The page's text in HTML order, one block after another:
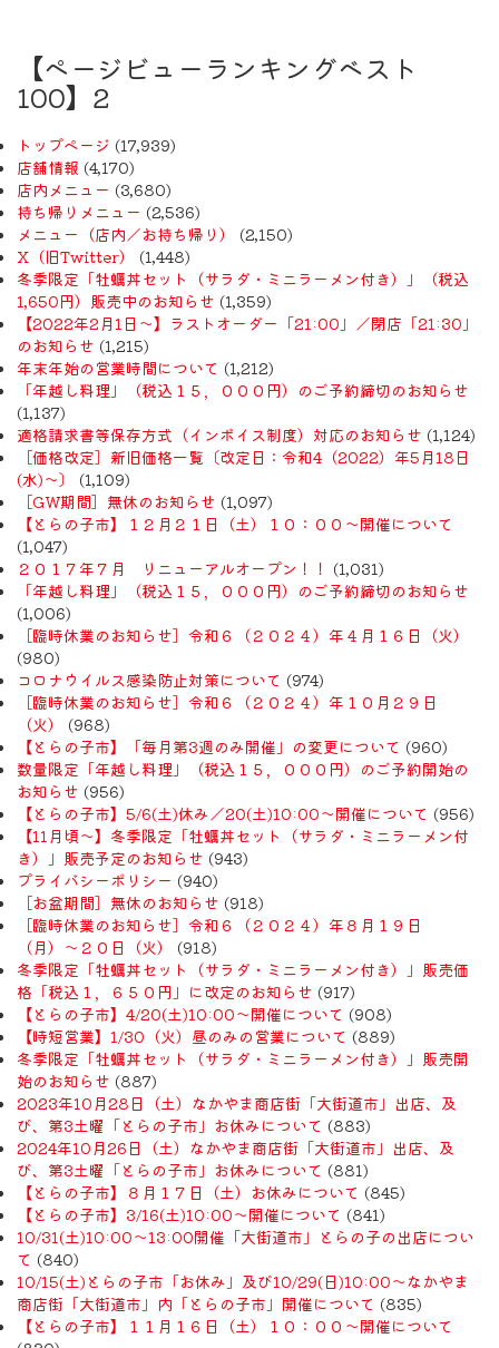
【ページビューランキングベスト
100】2
トップページ (17,939)
店舗情報 (4,170)
店内メニュー (3,680)
持ち帰りメニュー (2,536)
メニュー（店内／お持ち帰り）
(2,150)
X（旧Twitter）
(1,448)
冬季限定「牡蠣丼セット（サラダ・ミニラーメン付き）」（税込
1,650円）販売中のお知らせ (1,359)
【2022年2月1日〜】ラストオーダー「21:00」／閉店「21:30」
のお知らせ (1,215)
年末年始の営業時間について (1,212)
「年越し料理」（税込１５，０００円）のご予約締切のお知らせ
(1,137)
適格請求書等保存方式（インボイス制度）対応のお知らせ (1,124)
［価格改定］新旧価格一覧〔改定日：令和4（2022）年5月18日
(水)〜〕
(1,109)
［GW期間］無休のお知らせ (1,097)
【とらの子市】１２月２１日（土）１０：００～開催について
(1,047)
２０１７年７月 リニューアルオープン！！ (1,031)
「年越し料理」（税込１５，０００円）のご予約締切のお知らせ
(1,006)
［臨時休業のお知らせ］令和６（２０２４）年４月１６日（火）
(980)
コロナウイルス感染防止対策について (974)
［臨時休業のお知らせ］令和６（２０２４）年１０月２９日
（火）
(968)
【とらの子市】「毎月第3週のみ開催」の変更について (960)
数量限定「年越し料理」（税込１５，０００円）のご予約開始の
お知らせ (956)
【とらの子市】5/6(土)休み／20(土)10:00～開催について (956)
【11月頃〜】冬季限定「牡蠣丼セット（サラダ・ミニラーメン付
き）」販売予定のお知らせ (943)
プライバシーポリシー (940)
［お盆期間］無休のお知らせ (918)
［臨時休業のお知らせ］令和６（２０２４）年８月１９日
（月）〜２０日（火）
(918)
冬季限定「牡蠣丼セット（サラダ・ミニラーメン付き）」販売価
格「税込１，６５０円」に改定のお知らせ (917)
【とらの子市】4/20(土)10:00～開催について (908)
【時短営業】1/30（火）昼のみの営業について (889)
冬季限定「牡蠣丼セット（サラダ・ミニラーメン付き）」販売開
始のお知らせ (887)
2023年10月28日（土）なかやま商店街「大街道市」出店、及
び、第3土曜「とらの子市」お休みについて (883)
2024年10月26日（土）なかやま商店街「大街道市」出店、及
び、第3土曜「とらの子市」お休みについて (881)
【とらの子市】８月１７日（土）お休みについて (845)
【とらの子市】3/16(土)10:00～開催について (841)
10/31(土)10:00～13:00開催「大街道市」とらの子の出店につい
て (840)
10/15(土)とらの子市「お休み」及び10/29(日)10:00～なかやま
商店街「大街道市」内「とらの子市」開催について (835)
【とらの子市】１１月１６日（土）１０：００～開催について